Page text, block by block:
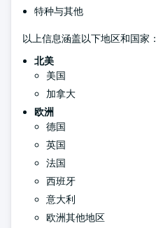
特种与其他
以上信息涵盖以下地区和国家：
北美
美国
加拿大
欧洲
德国
英国
法国
西班牙
意大利
欧洲其他地区